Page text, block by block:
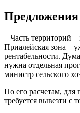
Предложения
– Часть территорий –
Приалейская зона –
рентабельности.
нужна отдельная
министр сельского
По его расчетам,
требуется вывезти с